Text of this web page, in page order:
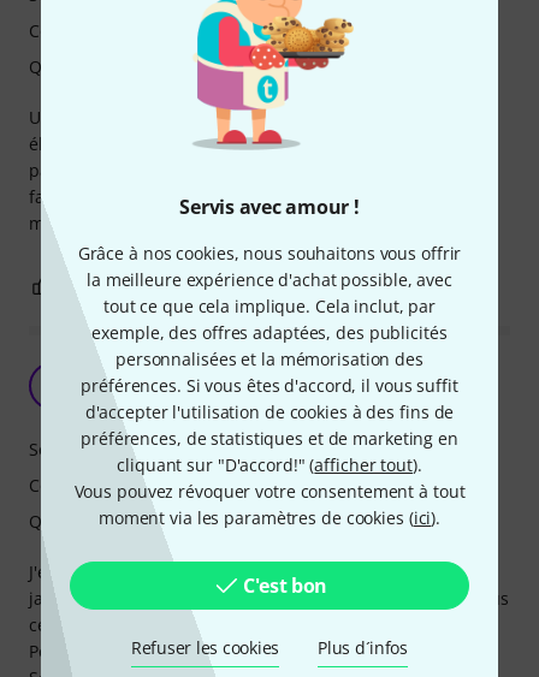
Servis avec amour !
Grâce à nos cookies, nous souhaitons vous offrir
la meilleure expérience d'achat possible, avec
tout ce que cela implique. Cela inclut, par
exemple, des offres adaptées, des publicités
personnalisées et la mémorisation des
préférences. Si vous êtes d'accord, il vous suffit
d'accepter l'utilisation de cookies à des fins de
préférences, de statistiques et de marketing en
cliquant sur "D'accord!" (afficher tout).
Vous pouvez révoquer votre consentement à tout
moment via les paramètres de cookies (ici).
C'est bon
Refuser les cookies Plus d´infos
Un très bel objet, très bien construit, son poids un peu
élevé est le seul défaut de ce casque. Cela lui n'empêche
pas d'être très confortable. Pour ce qui est du son, tout a
fait a ma convenance, Intense, détaillé, impactant, tout en
maintenant un plaisant sens de la neutralité.
Confort
Qualité de fabrication
0 SIGNALER L'ÉVALUATION
Superbe casque, le meilleur que j'ai eu
Miljl87 01.11.2018
J'écoute beaucoup de musique principalement classique,
jazz, folk et blues. Je me surprends à utiliser de plus en plus
ce casque au lieu de mes enceintes.
Pour info, j'ai d'autres casques : Kennerton Magister et
Son
Confort
Qualité de fabrication